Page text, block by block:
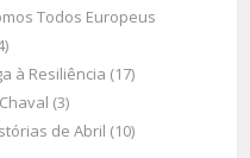
Todos Europeus
à Resiliência (17)
(3)
de Abril (10)